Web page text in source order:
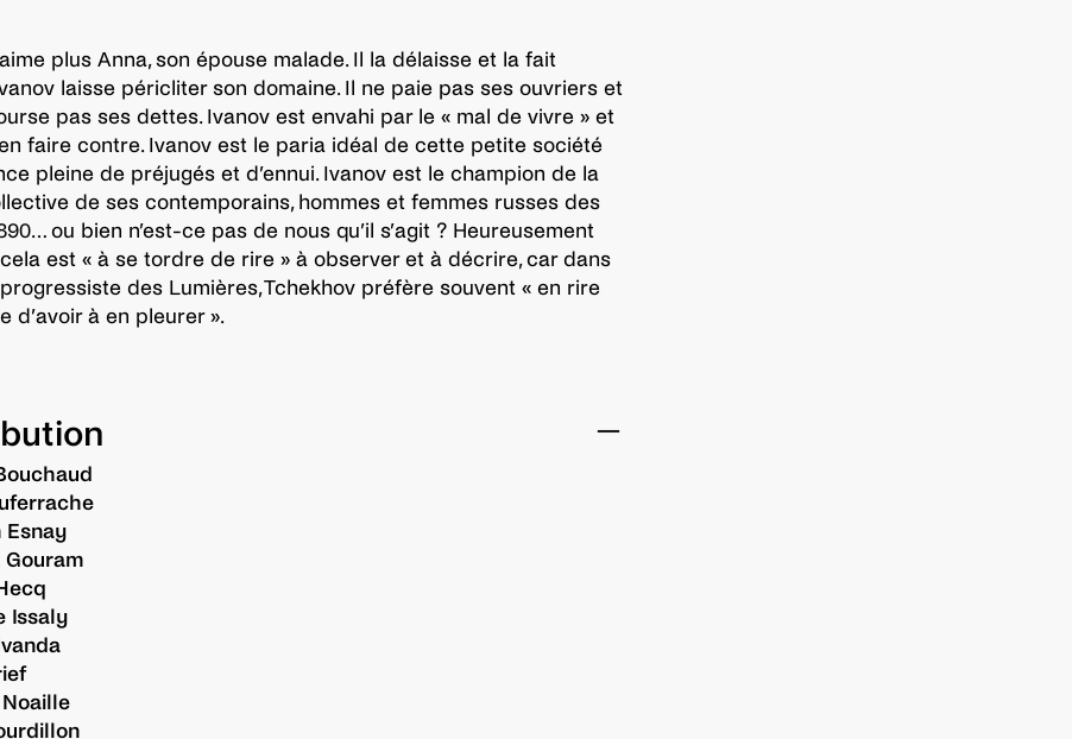
plus Anna, son épouse malade. Il la délaisse et la fait
laisse péricliter son domaine. Il ne paie pas ses ouvriers et
pas ses dettes. Ivanov est envahi par le « mal de vivre » et
faire contre. Ivanov est le paria idéal de cette petite société
pleine de préjugés et d’ennui. Ivanov est le champion de la
de ses contemporains, hommes et femmes russes des
ou bien n’est-ce pas de nous qu’il s’agit ? Heureusement
est « à se tordre de rire » à observer et à décrire, car dans
des Lumières, Tchekhov préfère souvent « en rire
d’avoir à en pleurer ».
Esnay
Issaly